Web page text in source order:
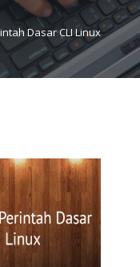
Dasar CLI Linux